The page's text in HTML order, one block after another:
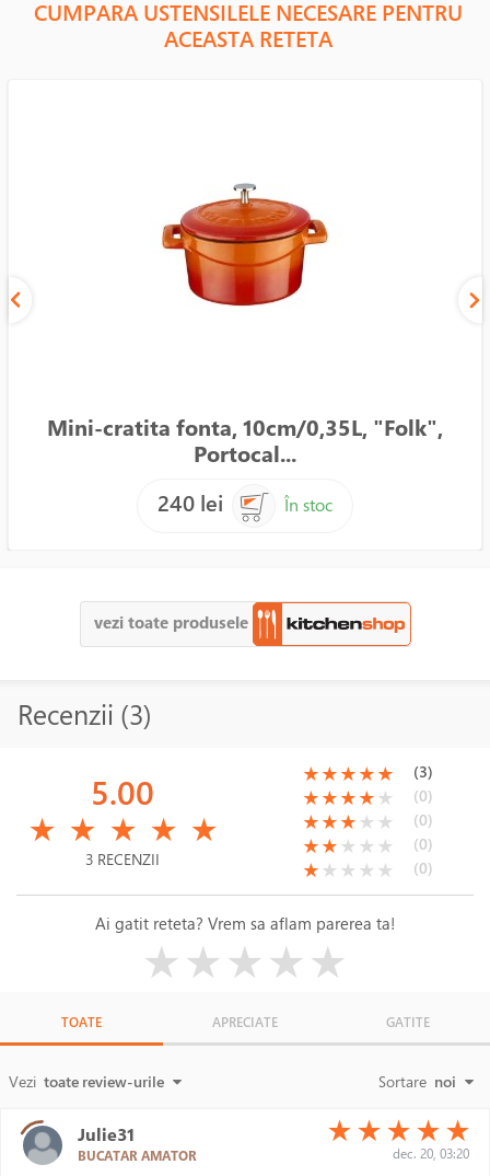
CUMPARA USTENSILELE NECESARE PENTRU
ACEASTA RETETA
Mini-cratita fonta, 10cm/0,35L, "Folk",
Portocal...
240 lei
În stoc
vezi toate produsele
Recenzii (3)
5.00
★ ★ ★ ★ ★
3 RECENZII
(*)
★(*)
★(*)
★(*)
★(*)
★ (3)
(*)
★(*)
★(*)
★(*)
★( )
★ (0)
(*)
★(*)
★(*)
★( )
★ ( )
★ (0)
(*)
★(*)
★( )
★ ( )
★ ( )
★ (0)
(*)
★( )
★ ( )
★ ( )
★ ( )
★ (0)
Ai gatit reteta? Vrem sa aflam parerea ta!
★★★★★
TOATE APRECIATE GATITE
Vezi toate review-urile Sortare noi
Julie31
BUCATAR AMATOR
(*)
★ (*)
★ (*)
★ (*)
★ (*)
★
dec. 20, 03:20